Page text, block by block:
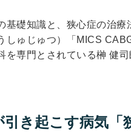
基礎知識と、狭心症の治
しゅじゅつ）「MICS
を専門とされている榊 健
き起こす病気「